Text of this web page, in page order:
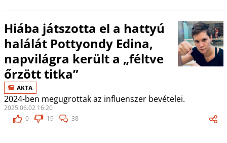
Hiába játszotta el a hattyú
halálát Pottyondy Edina,
napvilágra került a „féltve
őrzött titka”
AKTA
2024-ben megugrottak az influenszer bevételei.
2025.06.02 16:20
0
19 38